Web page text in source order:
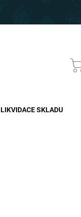
LIKVIDACE SKLADU